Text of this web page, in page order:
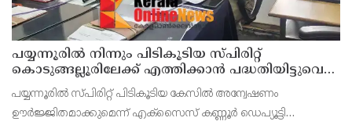
പയ്യന്നൂരിൽ നിന്നും പിടികൂടിയ സ്പിരിറ്റ്
കൊടുങ്ങല്ലൂരിലേക്ക് എത്തിക്കാൻ പദ്ധതിയിട്ടുവെന്ന്
എക്സൈസ് ഡെപ്യൂട്ടി കമ്മിഷണർ
പയ്യന്നൂരിൽ സ്പിരിറ്റ് പിടികൂടിയ കേസിൽ അന്വേഷണം
ഊർജ്ജിതമാക്കുമെന്ന് എക്സൈസ് കണ്ണൂർ ഡെപ്യൂട്ടി